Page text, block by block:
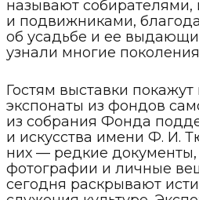
называют собирателями,
и подвижниками,
об усадьбе и ее
узнали многие
Гостям выставки
экспонаты из фондов
из собрания Фонда
и искусства имени Ф. И.
них — редкие документы,
фотографии и личные
сегодня раскрывают